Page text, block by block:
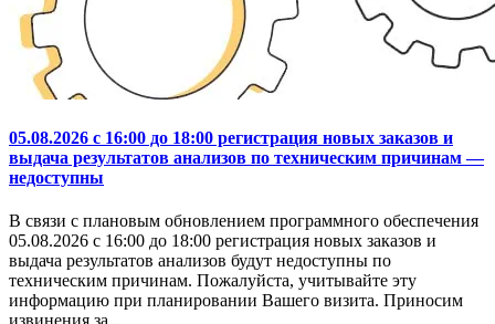
05.08.2026 с 16:00 до 18:00 регистрация новых заказов и
выдача результатов анализов по техническим причинам —
недоступны
В связи с плановым обновлением программного обеспечения
05.08.2026 с 16:00 до 18:00 регистрация новых заказов и
выдача результатов анализов будут недоступны по
техническим причинам. Пожалуйста, учитывайте эту
информацию при планировании Вашего визита. Приносим
извинения за...